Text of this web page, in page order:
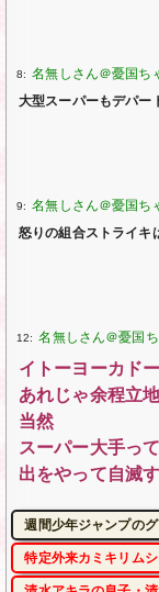
8:
大型スーパーもデパー
9:
怒りの組合ストライキ
12:
イトーヨーカド
あれじゃ余程立
当然
スーパー大手っ
出をやって自滅
週間少年ジャンプの
特定外来カミキリム